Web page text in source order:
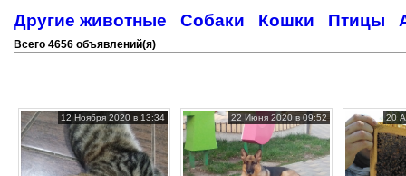
Другие животные Собаки Кошки Птицы
Всего 4656 объявлений(я)
12 Ноября 2020 в 13:34 22 Июня 2020 в 09:52 20